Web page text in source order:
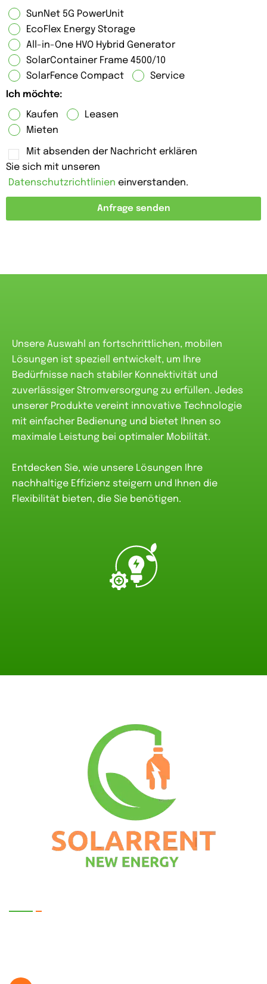
SunNet 5G PowerUnit
EcoFlex Energy Storage
All-in-One HVO Hybrid Generator
SolarContainer Frame 4500/10
SolarFence Compact
Service
Ich möchte:
Kaufen
Leasen
Mieten
Mit absenden der Nachricht erklären
Sie sich mit unseren
Datenschutzrichtlinien einverstanden.
Anfrage senden
Unsere Auswahl an fortschrittlichen, mobilen
Lösungen ist speziell entwickelt, um Ihre
Bedürfnisse nach stabiler Konnektivität und
zuverlässiger Stromversorgung zu erfüllen. Jedes
unserer Produkte vereint innovative Technologie
mit einfacher Bedienung und bietet Ihnen so
maximale Leistung bei optimaler Mobilität.
Entdecken Sie, wie unsere Lösungen Ihre
nachhaltige Effizienz steigern und Ihnen die
Flexibilität bieten, die Sie benötigen.